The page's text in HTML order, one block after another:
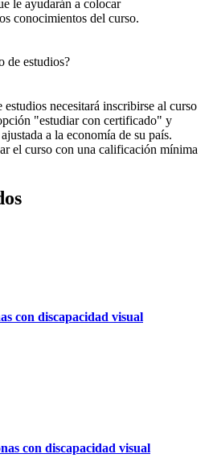
le ayudarán a colocar
conocimientos del curso.
de estudios?
necesitará inscribirse al curso
"estudiar con certificado" y
a la economía de su país.
el curso con una calificación mínima
con discapacidad visual
con discapacidad visual